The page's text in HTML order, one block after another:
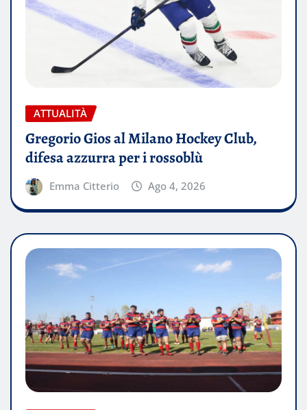
ATTUALITÀ
Gregorio Gios al Milano Hockey Club,
difesa azzurra per i rossoblù
Emma Citterio Ago 4, 2026